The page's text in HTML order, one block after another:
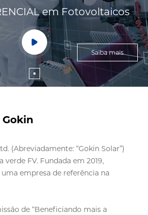
Saiba mais
em Fotovoltaicos
(Abreviadamente: “Gokin Solar”)
verde FV. Fundada em 2019,
empresa de referência na
de “Beneficiando mais a